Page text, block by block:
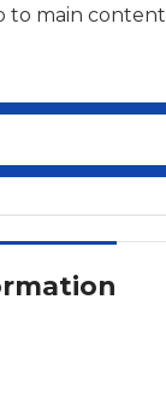
to main content